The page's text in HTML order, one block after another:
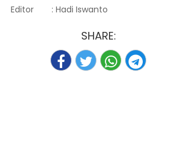
Editor : Hadi Iswanto
SHARE: